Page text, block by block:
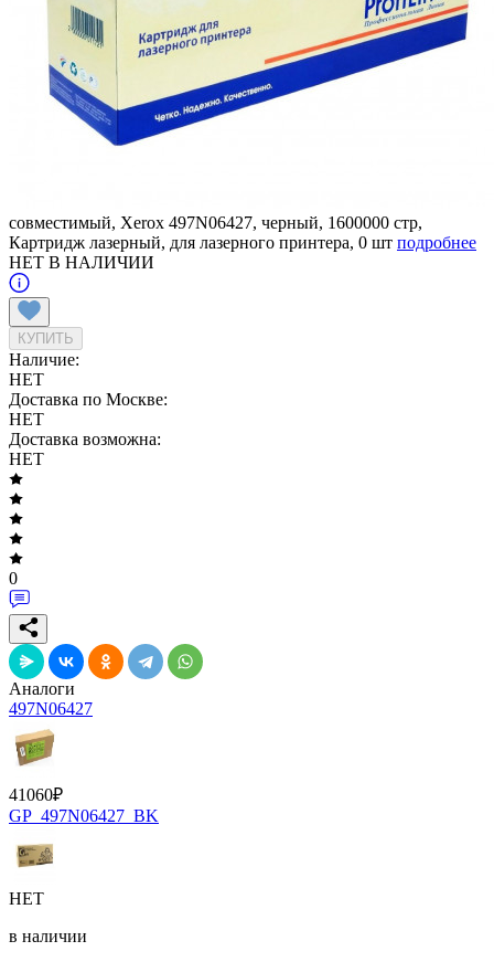
совместимый, Xerox 497N06427, черный, 1600000 стр,
Картридж лазерный, для лазерного принтера, 0 шт подробнее
НЕТ В НАЛИЧИИ
КУПИТЬ
Наличие:
НЕТ
Доставка по Москве:
НЕТ
Доставка возможна:
НЕТ
0
Аналоги
497N06427
41060₽
GP_497N06427_BK
НЕТ
в наличии